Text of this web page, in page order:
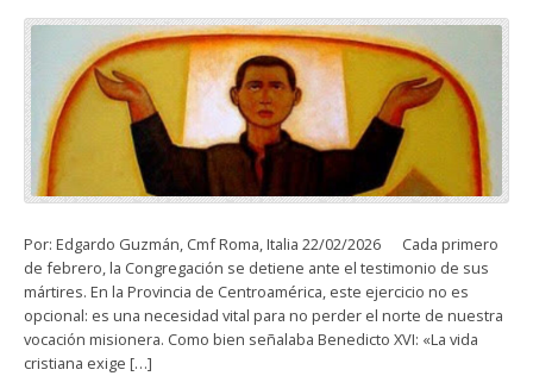
Por: Edgardo Guzmán, Cmf Roma, Italia 22/02/2026 Cada primero
de febrero, la Congregación se detiene ante el testimonio de sus
mártires. En la Provincia de Centroamérica, este ejercicio no es
opcional: es una necesidad vital para no perder el norte de nuestra
vocación misionera. Como bien señalaba Benedicto XVI: «La vida
cristiana exige […]